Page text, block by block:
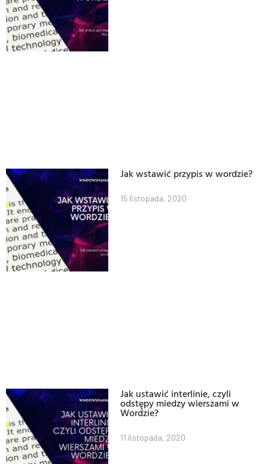
Jak wstawić przypis w wordzie?
15 listopada, 2020
Jak ustawić interlinie, czyli
odstępy miedzy wierszami w
Wordzie?
11 listopada, 2020